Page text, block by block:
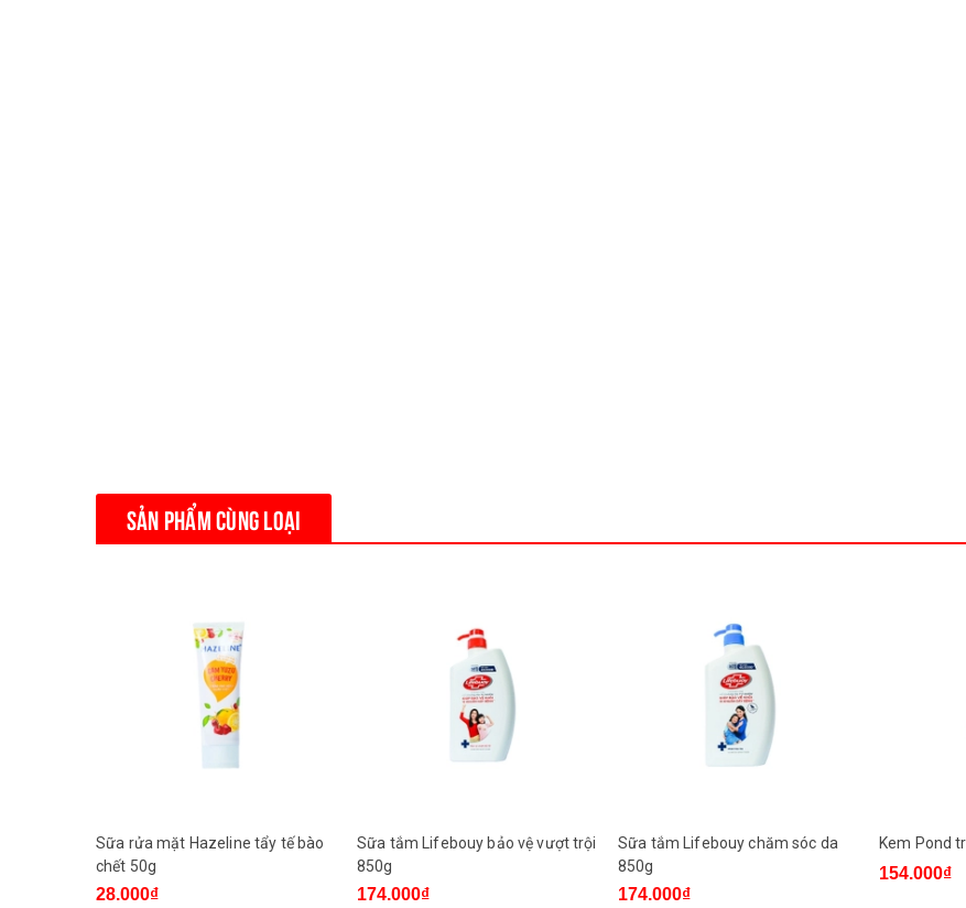
SẢN PHẨM CÙNG LOẠI
Sữa rửa mặt Hazeline tẩy tế bào
chết 50g
28.000₫
Sữa tắm Lifebouy bảo vệ vượt trội
850g
174.000₫
Sữa tắm Lifebouy chăm sóc da
850g
174.000₫
Kem Pond
154.000₫